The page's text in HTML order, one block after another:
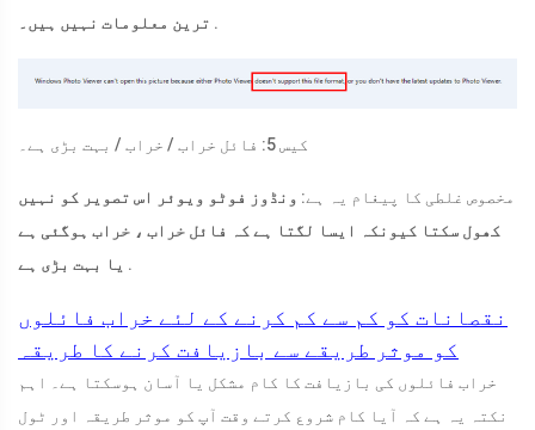
ترین معلومات نہیں ہیں۔ .
کیس 5: فائل خراب / خراب / بہت بڑی ہے۔
مخصوص غلطی کا پیغام یہ ہے: ونڈوز فوٹو ویوئر اس تصویر کو نہیں
کھول سکتا کیونکہ ایسا لگتا ہے کہ فائل خراب ، خراب ہوگئی ہے
یا بہت بڑی ہے .
نقصانات کو کم سے کم کرنے کے لئے خراب فائلوں
کو موثر طریقے سے بازیافت کرنے کا طریقہ
خراب فائلوں کی بازیافت کا کام مشکل یا آسان ہوسکتا ہے۔ اہم
نکتہ یہ ہے کہ آیا کام شروع کرتے وقت آپ کو موثر طریقہ اور ٹول